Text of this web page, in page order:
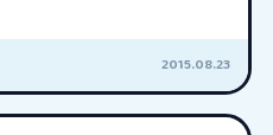
2015.08.23